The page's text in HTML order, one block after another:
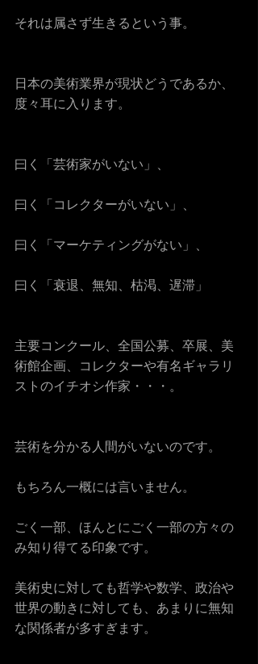
それは属さず生きるという事。
日本の美術業界が現状どうであるか、
度々耳に入ります。
曰く「芸術家がいない」、
曰く「コレクターがいない」、
曰く「マーケティングがない」、
曰く「衰退、無知、枯渇、遅滞」
主要コンクール、全国公募、卒展、美
術館企画、コレクターや有名ギャラリ
ストのイチオシ作家・・・。
芸術を分かる人間がいないのです。
もちろん一概には言いません。
ごく一部、ほんとにごく一部の方々の
み知り得てる印象です。
美術史に対しても哲学や数学、政治や
世界の動きに対しても、あまりに無知
な関係者が多すぎます。